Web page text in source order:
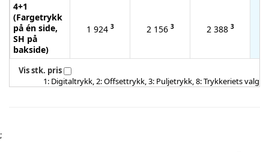
4+1
(Fargetrykk
på én side,
SH på
bakside)
1 924 3 2 156 3 2 388 3
Vis stk. pris
1: Digitaltrykk, 2: Offsettrykk, 3: Puljetrykk, 8: Trykkeriets valg
;